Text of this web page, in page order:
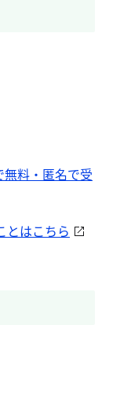
料・匿名で受
とはこちら